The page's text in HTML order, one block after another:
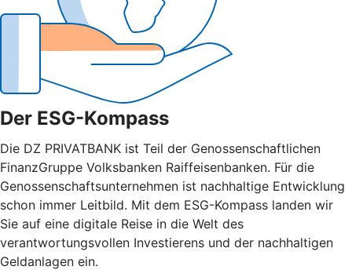
Der ESG-Kompass
Die DZ PRIVATBANK ist Teil der Genossenschaftlichen
FinanzGruppe Volksbanken Raiffeisenbanken. Für die
Genossenschaftsunternehmen ist nachhaltige Entwicklung
schon immer Leitbild. Mit dem ESG-Kompass landen wir
Sie auf eine digitale Reise in die Welt des
verantwortungsvollen Investierens und der nachhaltigen
Geldanlagen ein.